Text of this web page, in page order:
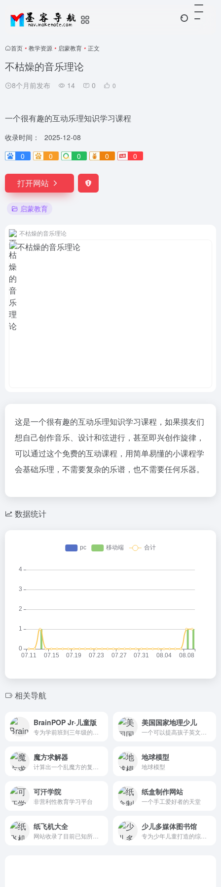
首页 • 教学资源 • 启蒙教育 • 正文
不枯燥的音乐理论
8个月前发布 14 0 0
一个很有趣的互动乐理知识学习课程
收录时间：
2025-12-08
0
0 0 0 0
打开网站
启蒙教育
不枯燥的音乐理论
这是一个很有趣的互动乐理知识学习课程，如果摸友们
想自己创作音乐、设计和弦进行，甚至即兴创作旋律，
可以通过这个免费的互动课程，用简单易懂的小课程学
会基础乐理，不需要复杂的乐谱，也不需要任何乐器。
数据统计
相关导航
BrainPOP Jr·儿童版 美国国家地理少儿
魔方求解器 地球模型
地球模型
可汗学院
非营利性教育学习平台
纸盒制作网站
一个手工爱好者的天堂
纸飞机大全 少儿多媒体图书馆